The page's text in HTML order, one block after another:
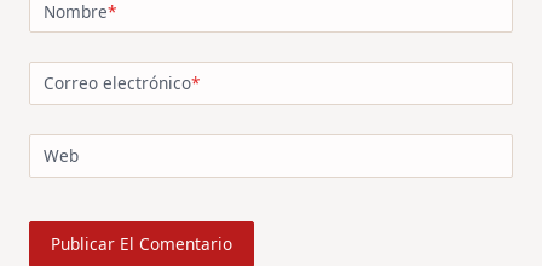
Nombre*
Correo electrónico*
Web